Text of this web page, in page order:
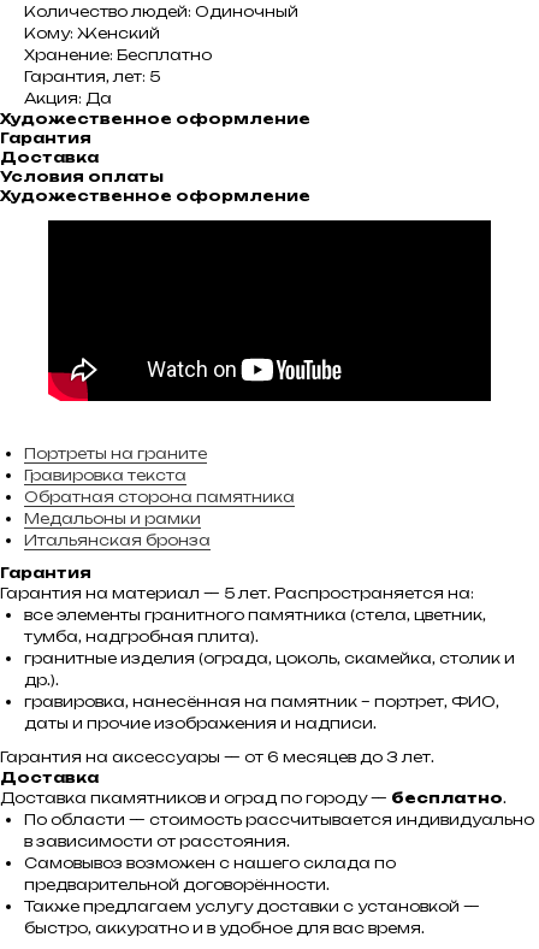
Количество людей: Одиночный
Кому: Женский
Хранение: Бесплатно
Гарантия, лет: 5
Акция: Да
Художественное оформление
Гарантия
Доставка
Условия оплаты
Художественное оформление
Портреты на граните
Гравировка текста
Обратная сторона памятника
Медальоны и рамки
Итальянская бронза
Гарантия
Гарантия на материал — 5 лет. Распространяется на:
все элементы гранитного памятника (стела, цветник,
тумба, надгробная плита).
гранитные изделия (ограда, цоколь, скамейка, столик и
др.).
гравировка, нанесённая на памятник – портрет, ФИО,
даты и прочие изображения и надписи.
Гарантия на аксессуары — от 6 месяцев до 3 лет.
Доставка
Доставка пкамятников и оград по городу — бесплатно.
По области — стоимость рассчитывается индивидуально
в зависимости от расстояния.
Самовывоз возможен с нашего склада по
предварительной договорённости.
Также предлагаем услугу доставки с установкой —
быстро, аккуратно и в удобное для вас время.